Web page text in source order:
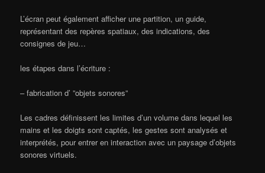
L’écran peut également afficher une partition, un guide,
représentant des repères spatiaux, des indications, des
consignes de jeu…
les étapes dans l’écriture :
– fabrication d’ ”objets sonores”
Les cadres définissent les limites d’un volume dans lequel les
mains et les doigts sont captés, les gestes sont analysés et
interprétés, pour entrer en interaction avec un paysage d’objets
sonores virtuels.